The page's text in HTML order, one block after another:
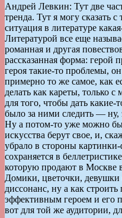
Андрей Левкин: Тут две
тренда. Тут я могу сказать
ситуация в литературе
Литературой все еще
романная и другая
рассказанная форма: герой
героя такие-то проблемы,
примерно то же самое, как
делать как кареты, только
для того, чтобы дать
было за ними следить — ну,
Ну а потом-то уже можно
искусства берут свое, и,
убрало в стороны
сохраняется в
которую продают в Москве
Домики, цветочки,
диссонанс, ну а как
эффективным героем и
вот для той же аудитории,